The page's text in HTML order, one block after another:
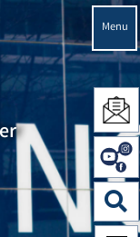
Menu